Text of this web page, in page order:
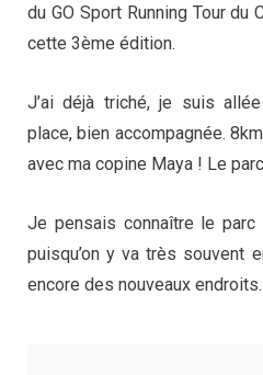
du GO Sport Running Tour du
cette 3ème édition.
J’ai déjà triché, je suis
place, bien accompagnée.
avec ma copine Maya ! Le
Je pensais connaître le parc
puisqu’on y va très souvent
encore des nouveaux endroits.